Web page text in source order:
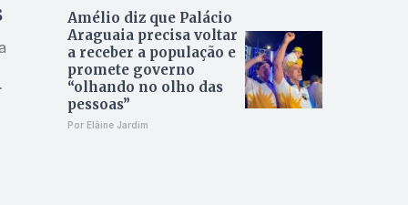
Amélio diz que Palácio
Araguaia precisa voltar
a receber a população e
promete governo
“olhando no olho das
pessoas”
Por Elâine Jardim